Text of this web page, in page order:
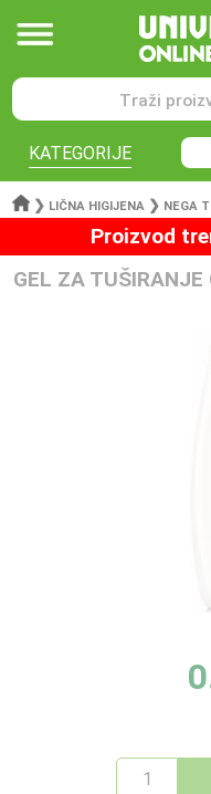
KATEGORIJE
❯ LIČNA HIGIJENA ❯ NEGA
Proizvod
GEL ZA